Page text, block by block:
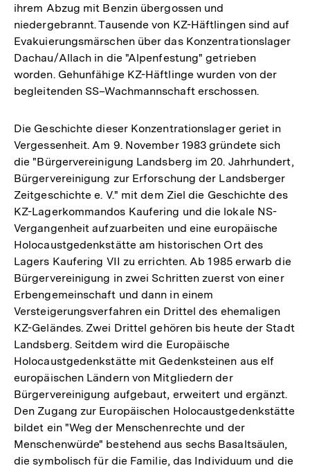
ihrem Abzug mit Benzin übergossen und
niedergebrannt. Tausende von KZ-Häftlingen sind auf
Evakuierungsmärschen über das Konzentrationslager
Dachau/Allach in die "Alpenfestung" getrieben
worden. Gehunfähige KZ-Häftlinge wurden von der
begleitenden SS–Wachmannschaft erschossen.
Die Geschichte dieser Konzentrationslager geriet in
Vergessenheit. Am 9. November 1983 gründete sich
die "Bürgervereinigung Landsberg im 20. Jahrhundert,
Bürgervereinigung zur Erforschung der Landsberger
Zeitgeschichte e. V." mit dem Ziel die Geschichte des
KZ-Lagerkommandos Kaufering und die lokale NS-
Vergangenheit aufzuarbeiten und eine europäische
Holocaustgedenkstätte am historischen Ort des
Lagers Kaufering VII zu errichten. Ab 1985 erwarb die
Bürgervereinigung in zwei Schritten zuerst von einer
Erbengemeinschaft und dann in einem
Versteigerungsverfahren ein Drittel des ehemaligen
KZ-Geländes. Zwei Drittel gehören bis heute der Stadt
Landsberg. Seitdem wird die Europäische
Holocaustgedenkstätte mit Gedenksteinen aus elf
europäischen Ländern von Mitgliedern der
Bürgervereinigung aufgebaut, erweitert und ergänzt.
Den Zugang zur Europäischen Holocaustgedenkstätte
bildet ein "Weg der Menschenrechte und der
Menschenwürde" bestehend aus sechs Basaltsäulen,
die symbolisch für die Familie, das Individuum und die